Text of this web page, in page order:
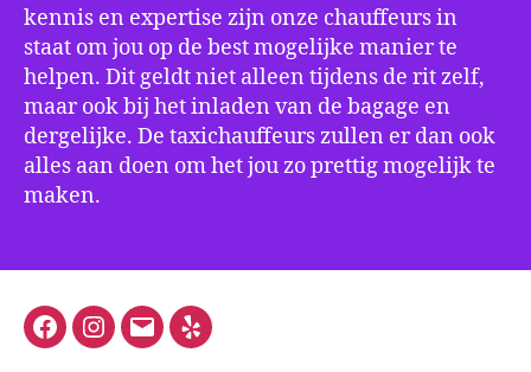
kennis en expertise zijn onze chauffeurs in
staat om jou op de best mogelijke manier te
helpen. Dit geldt niet alleen tijdens de rit zelf,
maar ook bij het inladen van de bagage en
dergelijke. De taxichauffeurs zullen er dan ook
alles aan doen om het jou zo prettig mogelijk te
maken.
FacebookInstagram
E-
Yelp